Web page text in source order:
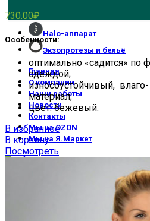
Halo-аппарат
Экзопротезы и бельё
Главная
О компании
Наши работы
Новости
Контакты
Мы на OZON
Мы на Я.Маркет
0Избранное
730.00₽
Особенности:
оптимально «садится» по
одеждой;
износоустойчивый,
материал;
цвет: бежевый.
В избранное
В корзину
Посмотреть